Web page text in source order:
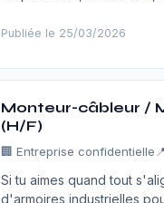
Publiée le 25/03/2026
Monteur-câbleur /
(H/F)
🏢 Entreprise confidentielle
Si tu aimes quand tout
d'armoires industrielles